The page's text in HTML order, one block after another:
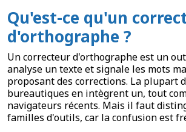
Qu'est-ce qu'un
d'orthographe ?
Un correcteur d'orthographe est un
analyse un texte et signale les mots
proposant des corrections. La plupart
bureautiques en intègrent un, tout
navigateurs récents. Mais il faut
familles d'outils, car la confusion est